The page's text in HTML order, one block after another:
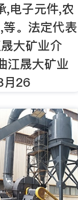
,电子元件,农
。法定代表
大矿业介
江晟大矿业
月26